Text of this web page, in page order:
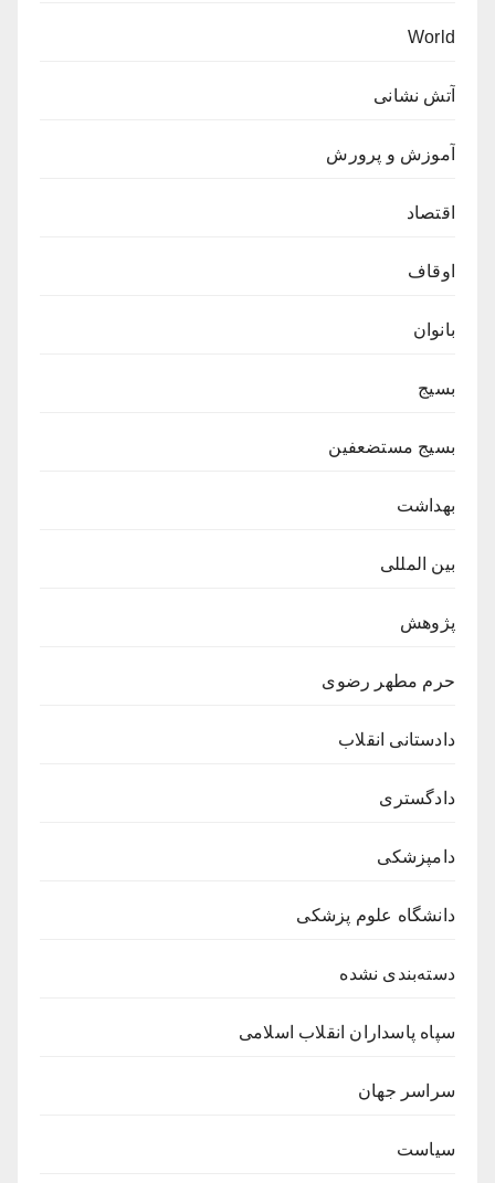
World
آتش نشانی
آموزش و پرورش
اقتصاد
اوقاف
بانوان
بسیج
بسیج مستضعفین
بهداشت
بین المللی
پژوهش
حرم مطهر رضوی
دادستانی انقلاب
دادگستری
دامپزشکی
دانشگاه علوم پزشکی
دسته‌بندی نشده
سپاه پاسداران انقلاب اسلامی
سراسر جهان
سیاست